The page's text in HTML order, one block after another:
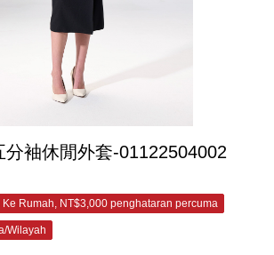
分袖休閒外套-01122504002
Rumah, NT$3,000 penghataran percuma
Wilayah